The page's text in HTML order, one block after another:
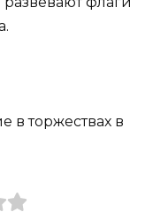
в торжествах в